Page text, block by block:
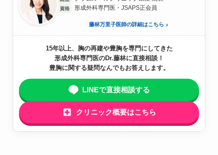
資格 形成外科専門医・JSAPS正会員
藤林万里子医師の詳細はこちら
15年以上、胸の再建や豊胸を専門にしてきた
形成外科専門医のDr.藤林に直接相談！
豊胸に関する疑問なんでもお答えします。
LINEで直接相談する
クリニック概要はこちら